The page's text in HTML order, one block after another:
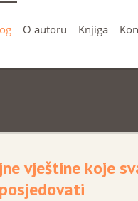
O autoru Knjiga
vještine koje